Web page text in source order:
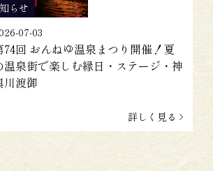
らせ
07-03
74回 おんねゆ温泉まつり開催！夏
温泉街で楽しむ縁日・ステージ・神
川渡御
詳しく見る